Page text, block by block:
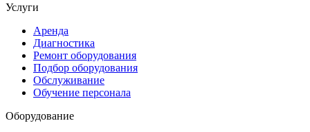
Услуги
Аренда
Диагностика
Ремонт оборудования
Подбор оборудования
Обслуживание
Обучение персонала
Оборудование